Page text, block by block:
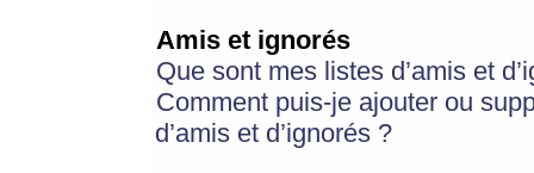
Amis et ignorés
Que sont mes listes d’amis et
Comment puis-je ajouter ou
d’amis et d’ignorés ?